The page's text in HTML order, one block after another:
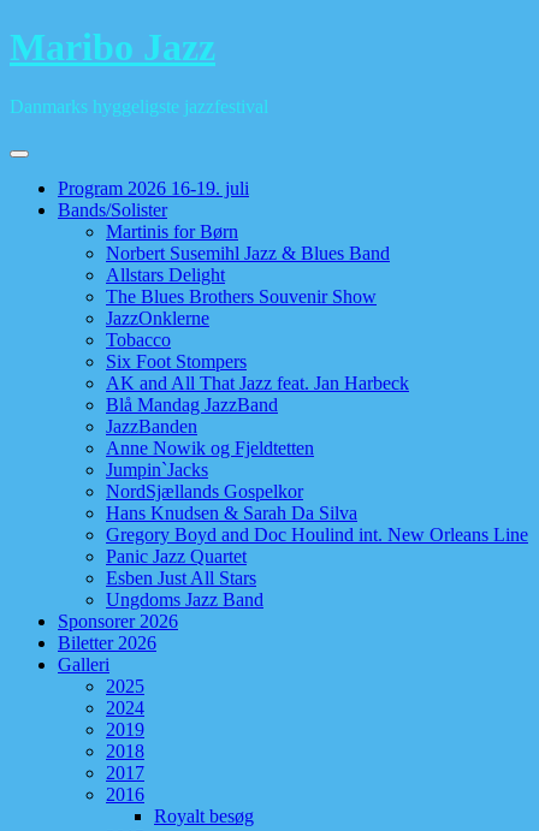
Skip
to
Maribo Jazz
Danmarks hyggeligste jazzfestival
Program 2026 16-19. juli
Bands/Solister
Martinis for Børn
Norbert Susemihl Jazz & Blues Band
Allstars Delight
The Blues Brothers Souvenir Show
JazzOnklerne
Tobacco
Six Foot Stompers
AK and All That Jazz feat. Jan Harbeck
Blå Mandag JazzBand
JazzBanden
Anne Nowik og Fjeldtetten
Jumpin`Jacks
NordSjællands Gospelkor
Hans Knudsen & Sarah Da Silva
Gregory Boyd and Doc Houlind int. New Orleans Line
Panic Jazz Quartet
Esben Just All Stars
Ungdoms Jazz Band
Sponsorer 2026
Biletter 2026
Galleri
2025
2024
2019
2018
2017
2016
Royalt besøg